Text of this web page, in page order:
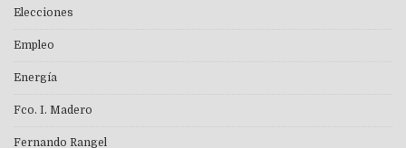
Elecciones
Empleo
Energía
Fco. I. Madero
Fernando Rangel